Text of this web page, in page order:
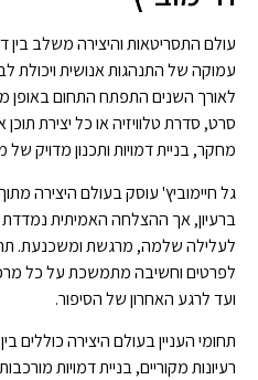
עולם התסריטאות והיצירה משלב בין
עמוקה של התנהגות אנושית ויכולת
לאורך השנים התפתח התחום באופן
סרט, סדרת טלוויזיה או כל יצירת
מחקר, בניית דמויות ותכנון מדויק
גל חיימוביץ' עוסק בעולם היצירה
ברעיון, אך ההצלחה האמיתית נמדדת
לעלילה שלמה, מרגשת ומשכנעת.
לפרטים וחשיבה מתמשכת על כל
ועד לרגע האחרון של הסיפור.
תחומי העניין בעולם היצירה כוללים
רעיונות מקוריים, בניית דמויות